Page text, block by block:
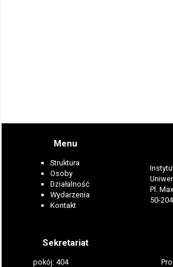
Menu
Struktura
Osoby
Działalność
Wydarzenia
Kontakt
Pl.
50-
Sekretariat
pokój: 404